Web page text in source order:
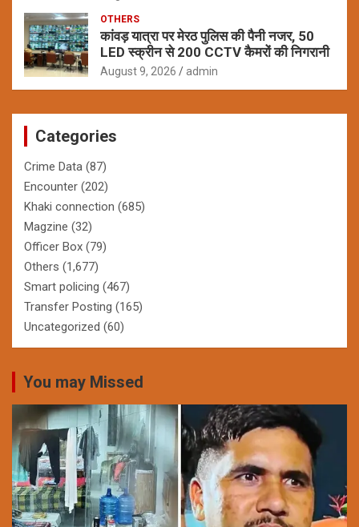
OTHERS
कांवड़ यात्रा पर मेरठ पुलिस की पैनी नजर, 50
LED स्क्रीन से 200 CCTV कैमरों की निगरानी
August 9, 2026 admin
Categories
Crime Data (87)
Encounter (202)
Khaki connection (685)
Magzine (32)
Officer Box (79)
Others (1,677)
Smart policing (467)
Transfer Posting (165)
Uncategorized (60)
You may Missed